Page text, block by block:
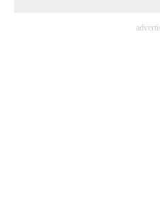
ビジネスと働き方のヒント